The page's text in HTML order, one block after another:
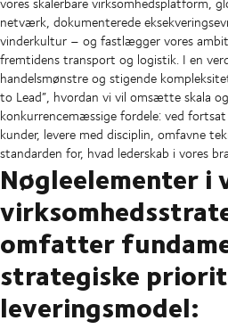
netværk, dokumenterede
vinderkultur – og fastlægger vores
fremtidens transport og logistik. I en
handelsmønstre og stigende
to Lead”, hvordan vi vil omsætte skala
konkurrencemæssige fordele: ved
kunder, levere med disciplin, omfavne
standarden for, hvad lederskab i vores
Nøgleelementer i
omfatter
strategiske
leveringsmodel: